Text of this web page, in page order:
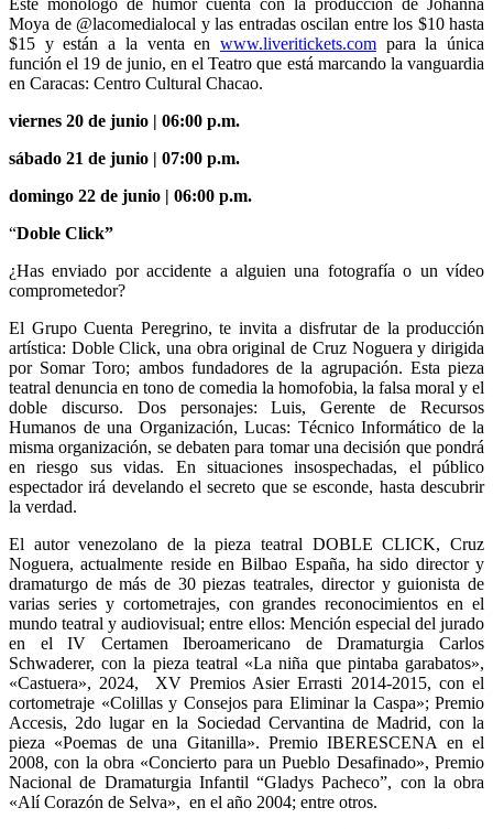
Este monólogo de humor cuenta con la producción de Johanna
Moya de @lacomedialocal y las entradas oscilan entre los $10 hasta
$15 y están a la venta en www.liveritickets.compara la única
función el 19 de junio, en el Teatro que está marcando la vanguardia
en Caracas: Centro Cultural Chacao.
viernes 20 de junio | 06:00 p.m.
sábado 21 de junio | 07:00 p.m.
domingo 22 de junio | 06:00 p.m.
“Doble Click”
¿Has enviado por accidente a alguien una fotografía o un vídeo
comprometedor?
El Grupo Cuenta Peregrino, te invita a disfrutar de la producción
artística: Doble Click, una obra original de Cruz Noguera y dirigida
por Somar Toro; ambos fundadores de la agrupación. Esta pieza
teatral denuncia en tono de comedia la homofobia, la falsa moral y el
doble discurso. Dos personajes: Luis, Gerente de Recursos
Humanos de una Organización, Lucas: Técnico Informático de la
misma organización, se debaten para tomar una decisión que pondrá
en riesgo sus vidas. En situaciones insospechadas, el público
espectador irá develando el secreto que se esconde, hasta descubrir
la verdad.
El autor venezolano de la pieza teatral DOBLE CLICK, Cruz
Noguera, actualmente reside en Bilbao España, ha sido director y
dramaturgo de más de 30 piezas teatrales, director y guionista de
varias series y cortometrajes, con grandes reconocimientos en el
mundo teatral y audiovisual; entre ellos: Mención especial del jurado
en el IV Certamen Iberoamericano de Dramaturgia Carlos
Schwaderer, con la pieza teatral «La niña que pintaba garabatos»,
«Castuera», 2024, XV Premios Asier Errasti 2014-2015, con el
cortometraje «Colillas y Consejos para Eliminar la Caspa»; Premio
Accesis, 2do lugar en la Sociedad Cervantina de Madrid, con la
pieza «Poemas de una Gitanilla». Premio IBERESCENA en el
2008, con la obra «Concierto para un Pueblo Desafinado», Premio
Nacional de Dramaturgia Infantil “Gladys Pacheco”, con la obra
«Alí Corazón de Selva», en el año 2004; entre otros.